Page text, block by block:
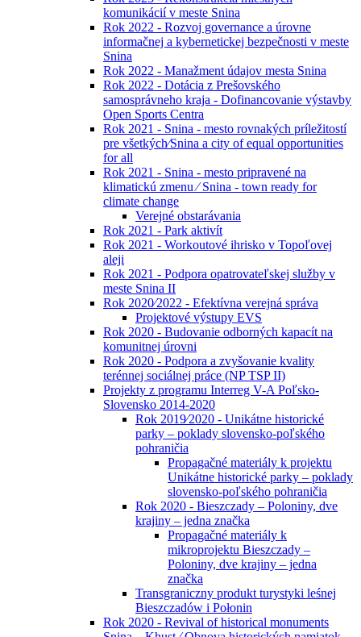
komunikácií v meste Snina
Rok 2022 - Rozvoj governance a úrovne
informačnej a kybernetickej bezpečnosti v meste
Snina
Rok 2022 - Manažment údajov mesta Snina
Rok 2022 - Dotácia z Prešovského
samosprávneho kraja - Dofinancovanie výstavby
Open Sports Centra
Rok 2021 - Snina - mesto rovnakých príležitostí
pre všetkých⁄Snina a city of equal opportunities
for all
Rok 2021 - Snina - mesto pripravené na
klimatickú zmenu ⁄ Snina - town ready for
climate change
Verejné obstarávania
Rok 2021 - Park aktivít
Rok 2021 - Workoutové ihrisko v Topoľovej
aleji
Rok 2021 - Podpora opatrovateľskej služby v
meste Snina II
Rok 2020⁄2022 - Efektívna verejná správa
Projektové výstupy EVS
Rok 2020 - Budovanie odborných kapacít na
komunitnej úrovni
Rok 2020 - Podpora a zvyšovanie kvality
terénnej sociálnej práce (NP TSP II)
Projekty z programu Interreg V-A Poľsko-
Slovensko 2014-2020
Rok 2019⁄2020 - Unikátne historické
parky – poklady slovensko-poľského
pohraničia
Propagačné materiály k projektu
Unikátne historické parky – poklady
slovensko-poľského pohraničia
Rok 2020 - Bieszczady – Poloniny, dve
krajiny – jedna značka
Propagačné materiály k
mikroprojektu Bieszczady –
Poloniny, dve krajiny – jedna
značka
Transgraniczny produkt turystyki leśnej
Bieszczadów i Połonin
Rok 2020 - Revival of historical monuments